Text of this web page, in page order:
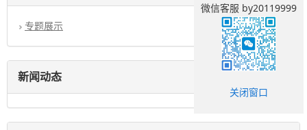
专题展示
新闻动态
微信客服 by20119999
关闭窗口